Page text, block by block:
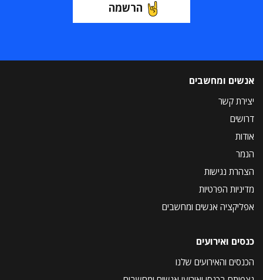
הרשמה
אנשים ומחשבים
יצירת קשר
דרושים
אודות
הנמר
הצהרת נגישות
מדיניות הפרטיות
אפליקציה אנשים ומחשבים
כנסים ואירועים
הכנסים והאירועים שלנו